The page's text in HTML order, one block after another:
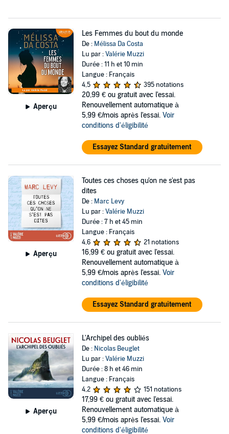
Aperçu
Les Femmes du bout du monde
De : Mélissa Da Costa
Lu par :Valérie Muzzi
Durée : 11 h et 10 min
Langue : Français
4,5
395 notations
20,99 € ou gratuit avec l'essai.
Renouvellement automatique à
5,99 €/mois après l'essai. Voir
conditions d'éligibilité
Essayez Standard gratuitement
Aperçu
Toutes ces choses qu'on ne s'est pas
dites
De : Marc Levy
Lu par :Valérie Muzzi
Durée : 7 h et 45 min
Langue : Français
4,6
21 notations
16,99 € ou gratuit avec l'essai.
Renouvellement automatique à
5,99 €/mois après l'essai. Voir
conditions d'éligibilité
Essayez Standard gratuitement
Aperçu
L'Archipel des oubliés
De : Nicolas Beuglet
Lu par :Valérie Muzzi
Durée : 8 h et 46 min
Langue : Français
4,2
151 notations
17,99 € ou gratuit avec l'essai.
Renouvellement automatique à
5,99 €/mois après l'essai. Voir
conditions d'éligibilité